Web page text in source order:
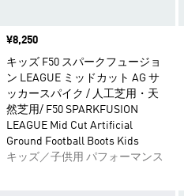
価格
¥8,250
キッズ F50 スパークフュージョ
ン LEAGUE ミッドカット AG サ
ッカースパイク / 人工芝用・天
然芝用/ F50 SPARKFUSION
LEAGUE Mid Cut Artificial
Ground Football Boots Kids
キッズ／子供用 パフォーマンス